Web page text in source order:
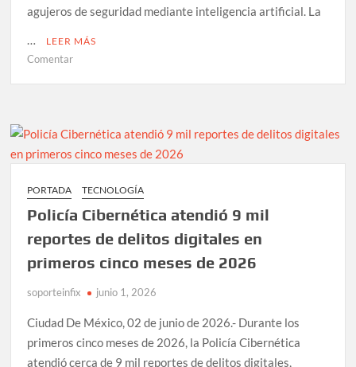
agujeros de seguridad mediante inteligencia artificial. La
…
LEER MÁS
Comentaren
a
modelo
ciberseguridad
Mythos
a
organizaciones
en
países
PORTADA TECNOLOGÍA
Policía Cibernética atendió 9 mil
reportes de delitos digitales en
primeros cinco meses de 2026
soporteinfix junio 1, 2026
Ciudad De México, 02 de junio de 2026.- Durante los
primeros cinco meses de 2026, la Policía Cibernética
atendió cerca de 9 mil reportes de delitos digitales,